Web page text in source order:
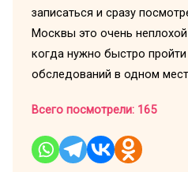
записаться и сразу
Москвы это очень
когда нужно быстро
обследований в одном
Всего посмотрели: 165